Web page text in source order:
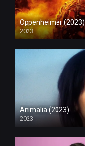
Oppenheimer (2023)
2023
Animalia (2023)
2023